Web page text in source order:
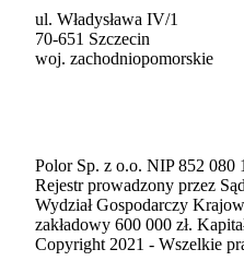
ul. Władysława IV/1
70-651 Szczecin
woj. zachodniopomorskie
Polor Sp. z o.o. NIP 852 080
Rejestr prowadzony przez
Wydział Gospodarczy
zakładowy 600 000 zł.
Copyright 2021 - Wszelkie